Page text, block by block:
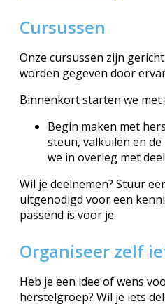
Cursussen
Onze cursussen zijn
worden gegeven door
Binnenkort starten we met
Begin maken met
steun, valkuilen en
we in overleg met
Wil je deelnemen? Stuur
uitgenodigd voor een
passend is voor je.
Organiseer zelf
Heb je een idee of wens
herstelgroep? Wil je iets